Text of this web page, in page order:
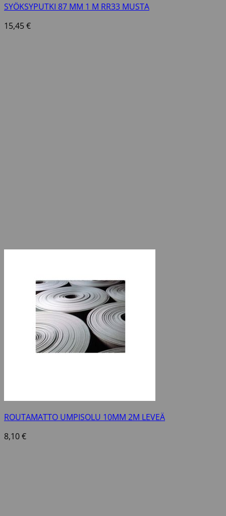
SYÖKSYPUTKI 87 MM 1 M RR33 MUSTA
15,45€
ROUTAMATTO UMPISOLU 10MM 2M LEVEÄ
8,10€